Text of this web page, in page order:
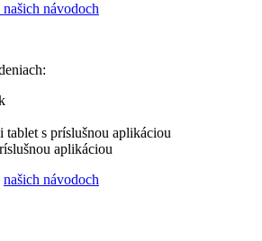
našich návodoch
tablet s príslušnou aplikáciou
aplikáciou
našich návodoch